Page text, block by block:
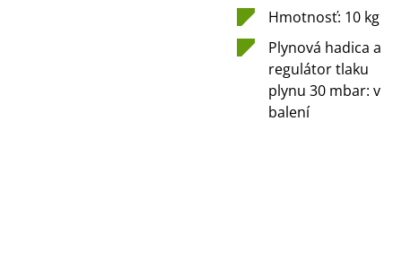
Hmotnosť: 10 kg
Plynová hadica a
regulátor tlaku
plynu 30 mbar: v
balení